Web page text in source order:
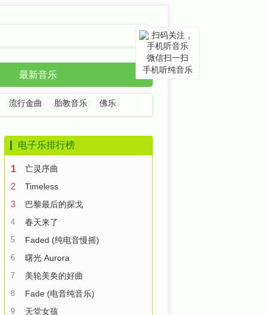
最新音乐
流行金曲 胎教音乐 佛乐
电子乐排行榜
1 亡灵序曲
2 Timeless
3 巴黎最后的探戈
4 春天来了
5 Faded (纯电音慢摇)
6 曙光 Aurora
7 美轮美奂的好曲
8 Fade (电音纯音乐)
9 天堂女孩
微信扫一扫
手机听纯音乐